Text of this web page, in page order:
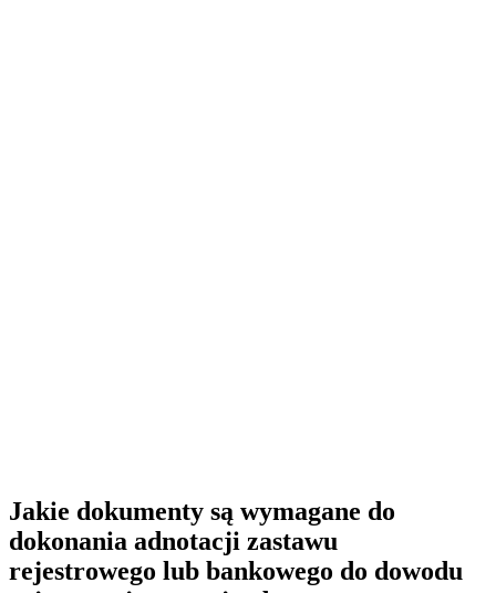
Jakie dokumenty są wymagane do
dokonania adnotacji zastawu
rejestrowego lub bankowego do dowodu